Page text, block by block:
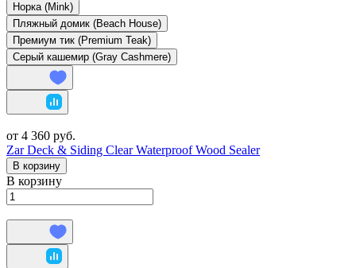
Норка (Mink)
Пляжный домик (Beach House)
Премиум тик (Premium Teak)
Серый кашемир (Gray Cashmere)
от 4 360 руб.
Zar Deck & Siding Clear Waterproof Wood Sealer
В корзину
В корзину